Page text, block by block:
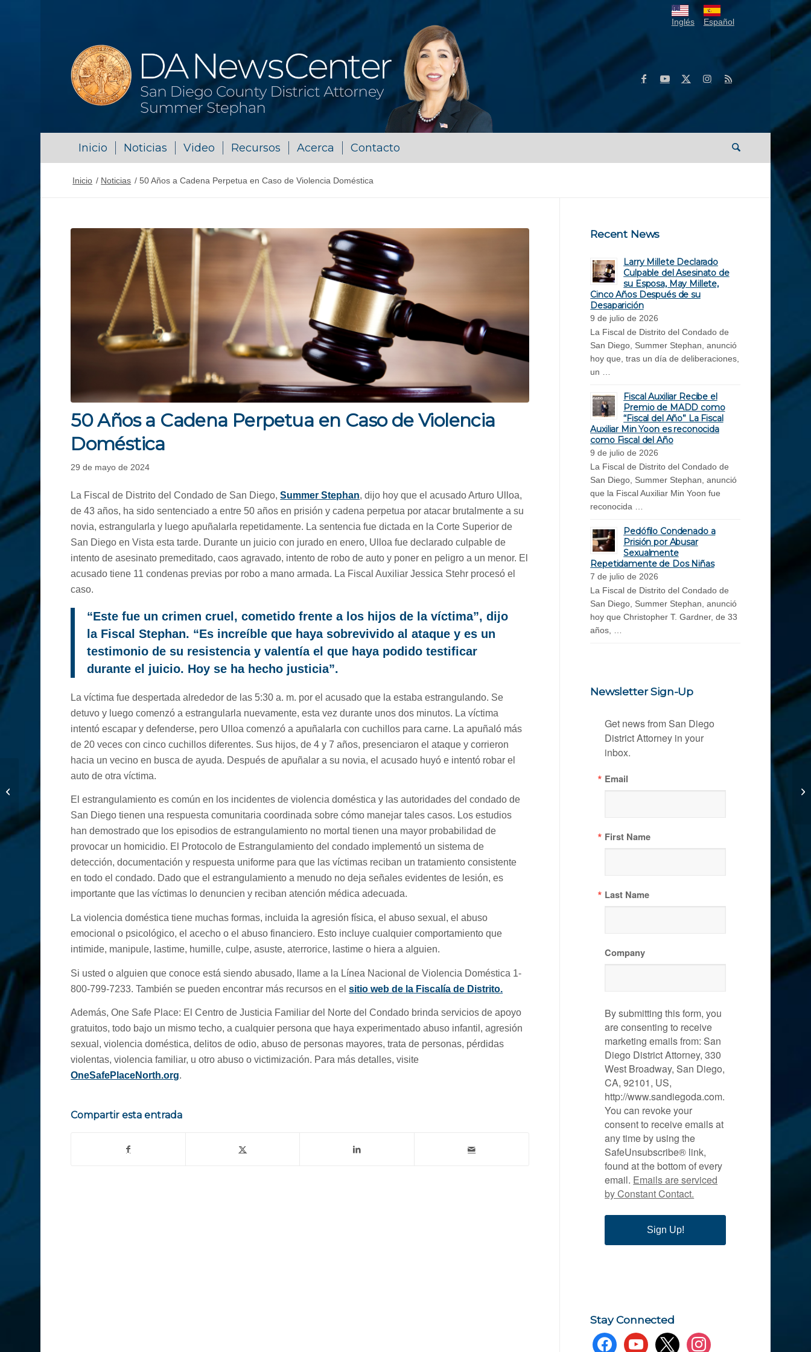
Inglés Español
Inicio Noticias Video Recursos Acerca Contacto
Inicio / Noticias / 50 Años a Cadena Perpetua en Caso de Violencia Doméstica
50 Años a Cadena Perpetua en Caso de Violencia
Doméstica
29 de mayo de 2024
La Fiscal de Distrito del Condado de San Diego,Summer Stephan, dijo hoy que el acusado Arturo Ulloa,
de 43 años, ha sido sentenciado a entre 50 años en prisión y cadena perpetua por atacar brutalmente a su
novia, estrangularla y luego apuñalarla repetidamente. La sentencia fue dictada en la Corte Superior de
San Diego en Vista esta tarde. Durante un juicio con jurado en enero, Ulloa fue declarado culpable de
intento de asesinato premeditado, caos agravado, intento de robo de auto y poner en peligro a un menor. El
acusado tiene 11 condenas previas por robo a mano armada. La Fiscal Auxiliar Jessica Stehr procesó el
caso.
“Este fue un crimen cruel, cometido frente a los hijos de la víctima”, dijo
la Fiscal Stephan. “Es increíble que haya sobrevivido al ataque y es un
testimonio de su resistencia y valentía el que haya podido testificar
durante el juicio. Hoy se ha hecho justicia”.
La víctima fue despertada alrededor de las 5:30 a. m. por el acusado que la estaba estrangulando. Se
detuvo y luego comenzó a estrangularla nuevamente, esta vez durante unos dos minutos. La víctima
intentó escapar y defenderse, pero Ulloa comenzó a apuñalarla con cuchillos para carne. La apuñaló más
de 20 veces con cinco cuchillos diferentes. Sus hijos, de 4 y 7 años, presenciaron el ataque y corrieron
hacia un vecino en busca de ayuda. Después de apuñalar a su novia, el acusado huyó e intentó robar el
auto de otra víctima.
El estrangulamiento es común en los incidentes de violencia doméstica y las autoridades del condado de
San Diego tienen una respuesta comunitaria coordinada sobre cómo manejar tales casos. Los estudios
han demostrado que los episodios de estrangulamiento no mortal tienen una mayor probabilidad de
provocar un homicidio. El Protocolo de Estrangulamiento del condado implementó un sistema de
detección, documentación y respuesta uniforme para que las víctimas reciban un tratamiento consistente
en todo el condado. Dado que el estrangulamiento a menudo no deja señales evidentes de lesión, es
importante que las víctimas lo denuncien y reciban atención médica adecuada.
La violencia doméstica tiene muchas formas, incluida la agresión física, el abuso sexual, el abuso
emocional o psicológico, el acecho o el abuso financiero. Esto incluye cualquier comportamiento que
intimide, manipule, lastime, humille, culpe, asuste, aterrorice, lastime o hiera a alguien.
Si usted o alguien que conoce está siendo abusado, llame a la Línea Nacional de Violencia Doméstica 1-
800-799-7233. También se pueden encontrar más recursos en elsitio web de la Fiscalía de Distrito.
Además, One Safe Place: El Centro de Justicia Familiar del Norte del Condado brinda servicios de apoyo
gratuitos, todo bajo un mismo techo, a cualquier persona que haya experimentado abuso infantil, agresión
sexual, violencia doméstica, delitos de odio, abuso de personas mayores, trata de personas, pérdidas
violentas, violencia familiar, u otro abuso o victimización. Para más detalles, visite
OneSafePlaceNorth.org.
Compartir esta entrada
Recent News
Larry Millete Declarado
Culpable del Asesinato de
su Esposa, May Millete,
Cinco Años Después de su
Desaparición
9 de julio de 2026
La Fiscal de Distrito del Condado de
San Diego, Summer Stephan, anunció
hoy que, tras un día de deliberaciones,
un …
Fiscal Auxiliar Recibe el
Premio de MADD como
“Fiscal del Año” La Fiscal
Auxiliar Min Yoon es reconocida
como Fiscal del Año
9 de julio de 2026
La Fiscal de Distrito del Condado de
San Diego, Summer Stephan, anunció
que la Fiscal Auxiliar Min Yoon fue
reconocida …
Pedófilo Condenado a
Prisión por Abusar
Sexualmente
Repetidamente de Dos Niñas
7 de julio de 2026
La Fiscal de Distrito del Condado de
San Diego, Summer Stephan, anunció
hoy que Christopher T. Gardner, de 33
años, …
Newsletter Sign-Up
Get news from San Diego
District Attorney in your
inbox.
Email
First Name
Last Name
Company
By submitting this form, you
are consenting to receive
marketing emails from: San
Diego District Attorney, 330
West Broadway, San Diego,
CA, 92101, US,
http://www.sandiegoda.com.
You can revoke your
consent to receive emails at
any time by using the
SafeUnsubscribe® link,
found at the bottom of every
email. Emails are serviced
by Constant Contact.
Sign Up!
Stay Connected
facebookyoutubex instagram
Reporte Anual 2023